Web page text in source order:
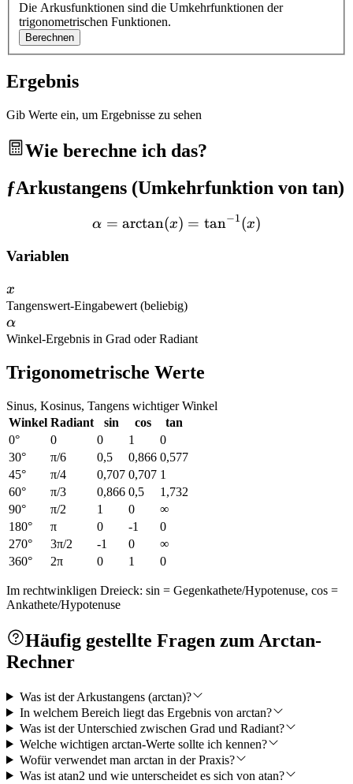
Die Arkusfunktionen sind die Umkehrfunktionen der
trigonometrischen Funktionen.
Berechnen
Ergebnis
Gib Werte ein, um Ergebnisse zu sehen
Wie berechne ich das?
ƒArkustangens (Umkehrfunktion von tan)
\alpha = \arctan(x) =
α = arctan(x) = tan−1(x)
Variablen
x
x
Tangenswert-Eingabewert (beliebig)
\alpha
α
Winkel-Ergebnis in Grad oder Radiant
Trigonometrische Werte
Sinus, Kosinus, Tangens wichtiger Winkel
Winkel Radiant sin cos
tan
0°
0 0 1
0
30°
π/6 0,5 0,866 0,577
45°
π/4 0,707 0,707 1
60°
π/3 0,866 0,5
1,732
90°
π/2 1 0
∞
180°
π 0 -1
0
270°
3π/2 -1 0
∞
360°
2π 0 1 0
Im rechtwinkligen Dreieck: sin = Gegenkathete/Hypotenuse, cos =
Ankathete/Hypotenuse
Häufig gestellte Fragen zum Arctan-
Rechner
Was ist der Arkustangens (arctan)?
In welchem Bereich liegt das Ergebnis von arctan?
Was ist der Unterschied zwischen Grad und Radiant?
Welche wichtigen arctan-Werte sollte ich kennen?
Wofür verwendet man arctan in der Praxis?
Was ist atan2 und wie unterscheidet es sich von atan?